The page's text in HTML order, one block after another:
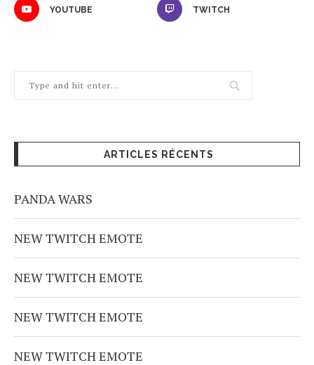
YOUTUBE TWITCH
ARTICLES RÉCENTS
PANDA WARS
NEW TWITCH EMOTE
NEW TWITCH EMOTE
NEW TWITCH EMOTE
NEW TWITCH EMOTE